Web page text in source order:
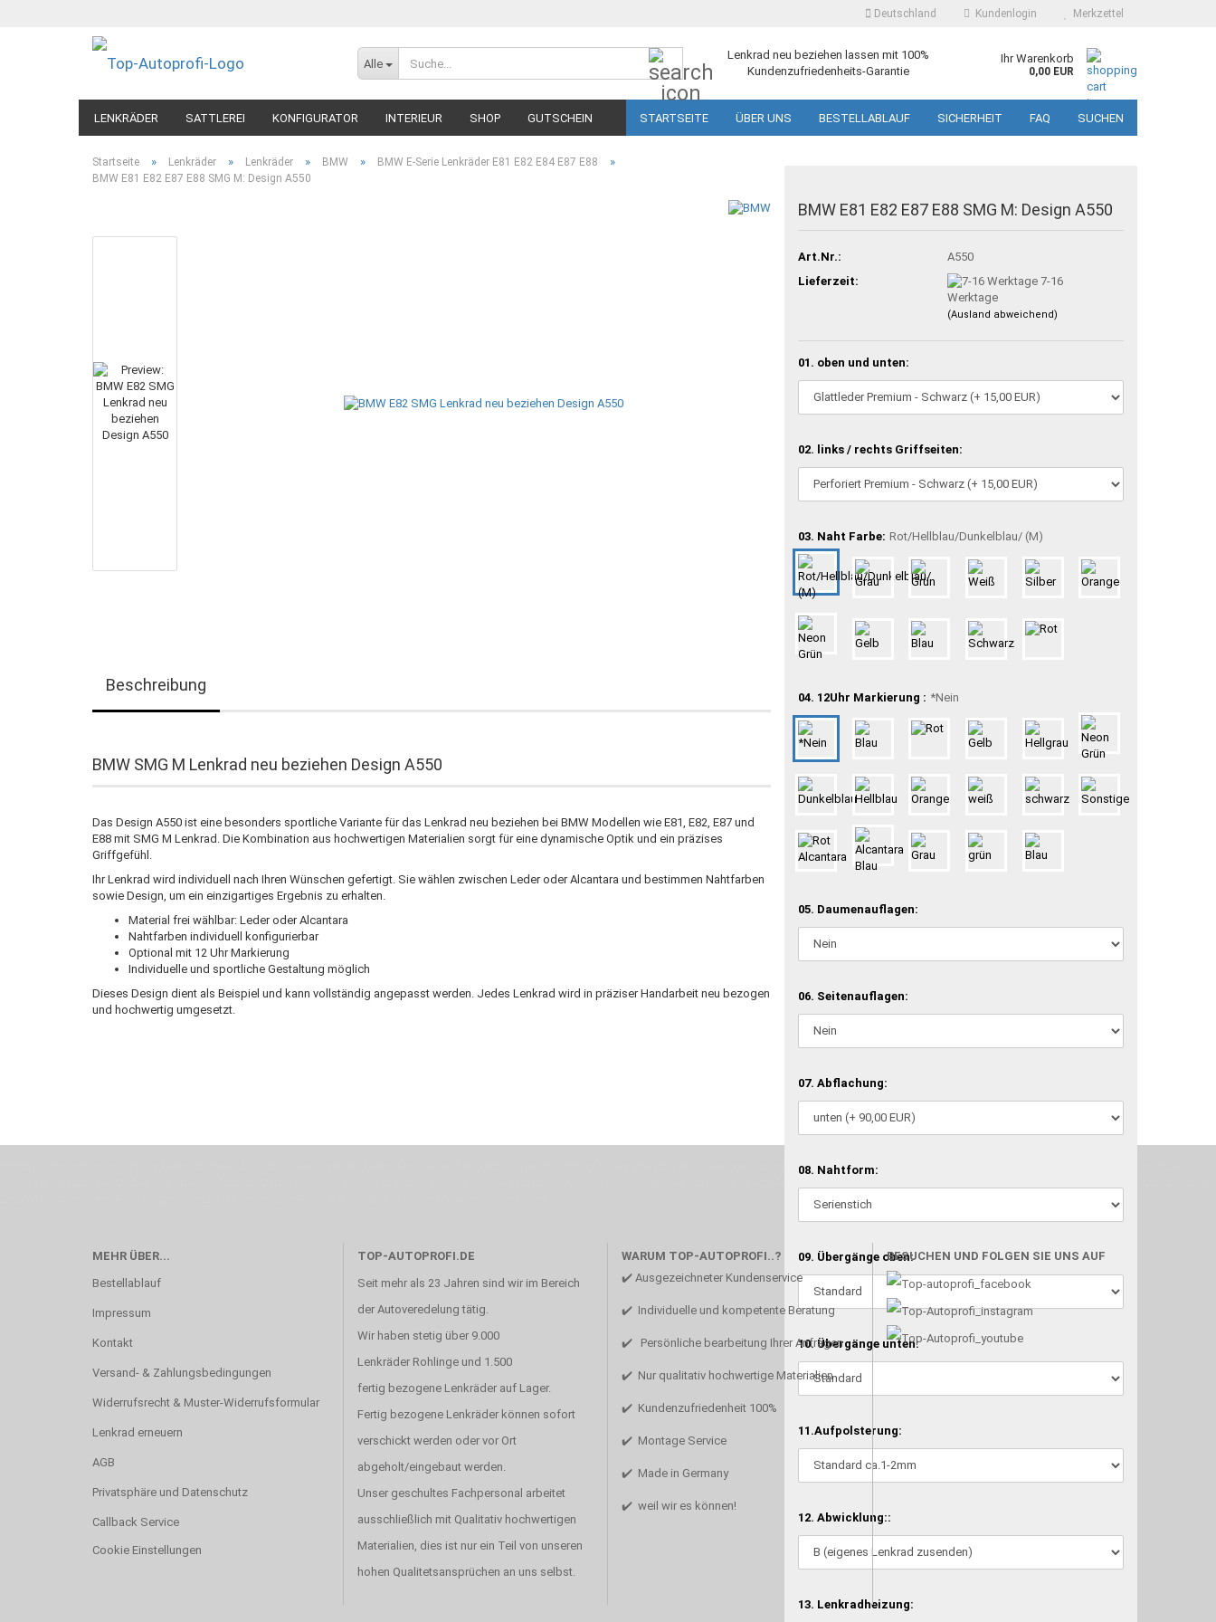
Deutschland Kundenlogin Merkzettel
Alle
Lenkrad neu beziehen lassen mit 100%
Kundenzufriedenheits-Garantie
Ihr Warenkorb
0,00 EUR
LENKRÄDER SATTLEREI KONFIGURATOR INTERIEUR SHOP GUTSCHEIN STARTSEITE ÜBER UNS BESTELLABLAUF SICHERHEIT FAQ SUCHEN
Startseite » Lenkräder » Lenkräder » BMW » BMW E-Serie Lenkräder E81 E82 E84 E87 E88 »
BMW E81 E82 E87 E88 SMG M: Design A550
BMW E81 E82 E87 E88 SMG M: Design A550
Art.Nr.:
A550
Lieferzeit:
7-16
Werktage
(Ausland abweichend)
01. oben und unten:
02. links / rechts Griffseiten:
03. Naht Farbe: Rot/Hellblau/Dunkelblau/ (M)
04. 12Uhr Markierung : *Nein
05. Daumenauflagen:
06. Seitenauflagen:
07. Abflachung:
08. Nahtform:
09. Übergänge oben:
10. Übergänge unten:
11.Aufpolsterung:
12. Abwicklung::
13. Lenkradheizung:
Beschreibung
BMW SMG M Lenkrad neu beziehen Design A550
Das Design A550 ist eine besonders sportliche Variante für das Lenkrad neu beziehen bei BMW Modellen wie E81, E82, E87 und
E88 mit SMG M Lenkrad. Die Kombination aus hochwertigen Materialien sorgt für eine dynamische Optik und ein präzises
Griffgefühl.
Ihr Lenkrad wird individuell nach Ihren Wünschen gefertigt. Sie wählen zwischen Leder oder Alcantara und bestimmen Nahtfarben
sowie Design, um ein einzigartiges Ergebnis zu erhalten.
Material frei wählbar: Leder oder Alcantara
Nahtfarben individuell konfigurierbar
Optional mit 12 Uhr Markierung
Individuelle und sportliche Gestaltung möglich
Dieses Design dient als Beispiel und kann vollständig angepasst werden. Jedes Lenkrad wird in präziser Handarbeit neu bezogen
und hochwertig umgesetzt.
Wenn Du jemanden suchst der Deine Individualität und Ideen versteht, Deine Emotionen teilt, bist Du bei uns richtig. Unser Ziel ist Deine Idee greifbar zu machen und Deine Vorstellung in die Tat umzusetzen. Unser Handwerk ist der
MEHR ÜBER...
Bestellablauf
Impressum
Kontakt
Versand- & Zahlungsbedingungen
Widerrufsrecht & Muster-Widerrufsformular
Lenkrad erneuern
AGB
Privatsphäre und Datenschutz
Callback Service
Cookie Einstellungen
TOP-AUTOPROFI.DE
Seit mehr als 23 Jahren sind wir im Bereich
der Autoveredelung tätig.
Wir haben stetig über 9.000
Lenkräder Rohlinge und 1.500
fertig bezogene Lenkräder auf Lager.
Fertig bezogene Lenkräder können sofort
verschickt werden oder vor Ort
abgeholt/eingebaut werden.
Unser geschultes Fachpersonal arbeitet
ausschließlich mit Qualitativ hochwertigen
Materialien, dies ist nur ein Teil von unseren
hohen Qualitetsansprüchen an uns selbst.
WARUM TOP-AUTOPROFI..?
✔️ Ausgezeichneter Kundenservice
✔️ Individuelle und kompetente Beratung
✔️ Persönliche bearbeitung Ihrer Anfragen
✔️ Nur qualitativ hochwertige Materialien
✔️ Kundenzufriedenheit 100%
✔️ Montage Service
✔️ Made in Germany
✔️ weil wir es können!
BESUCHEN UND FOLGEN SIE UNS AUF